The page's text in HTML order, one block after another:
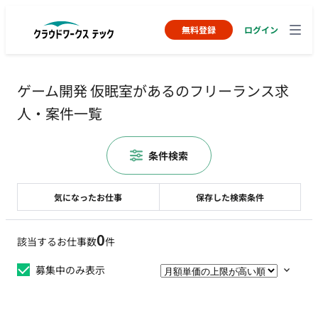
無料登録 ログイン
ゲーム開発 仮眠室があるのフリーランス求
人・案件一覧
該当するお仕事数0件
募集中のみ表示
気になったお仕事 保存した検索条件
条件検索